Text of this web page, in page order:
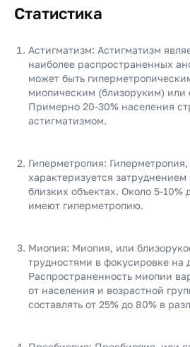
Статистика
Астигматизм: Астигматизм
наиболее распространенных
может быть
миопическим (близоруким)
Примерно 20-30% населения
астигматизмом.
Гиперметропия:
характеризуется
близких объектах. Около 5-10%
имеют гиперметропию.
Миопия: Миопия, или
трудностями в фокусировке на
Распространенность миопии
от населения и возрастной
составлять от 25% до 80% в